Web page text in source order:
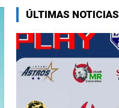
ÚLTIMAS NOTICIAS